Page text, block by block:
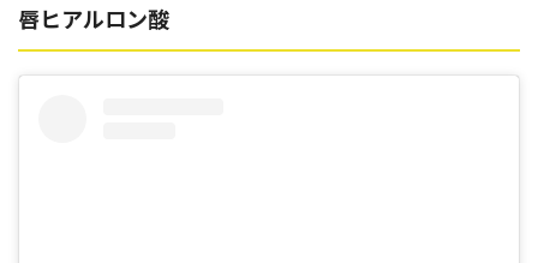
唇ヒアルロン酸